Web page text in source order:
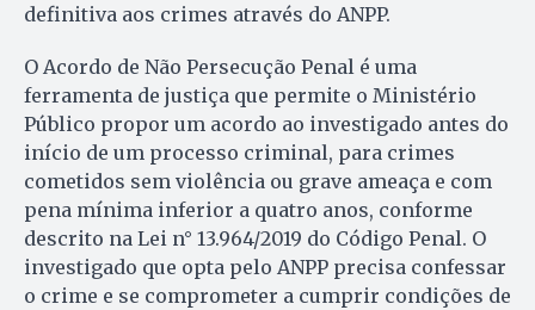
definitiva aos crimes através do ANPP.
O Acordo de Não Persecução Penal é uma
ferramenta de justiça que permite o Ministério
Público propor um acordo ao investigado antes do
início de um processo criminal, para crimes
cometidos sem violência ou grave ameaça e com
pena mínima inferior a quatro anos, conforme
descrito na Lei n° 13.964/2019 do Código Penal. O
investigado que opta pelo ANPP precisa confessar
o crime e se comprometer a cumprir condições de